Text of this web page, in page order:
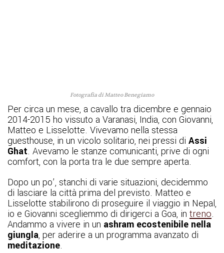
Fotografia di Matteo Benegiamo
Per circa un mese, a cavallo tra dicembre e gennaio
2014-2015 ho vissuto a Varanasi, India, con Giovanni,
Matteo e Lisselotte. Vivevamo nella stessa
guesthouse, in un vicolo solitario, nei pressi di Assi
Ghat. Avevamo le stanze comunicanti, prive di ogni
comfort, con la porta tra le due sempre aperta.
Dopo un po’, stanchi di varie situazioni, decidemmo
di lasciare la città prima del previsto. Matteo e
Lisselotte stabilirono di proseguire il viaggio in Nepal,
io e Giovanni scegliemmo di dirigerci a Goa, in treno.
Andammo a vivere in un ashram ecostenibile nella
giungla, per aderire a un programma avanzato di
meditazione.